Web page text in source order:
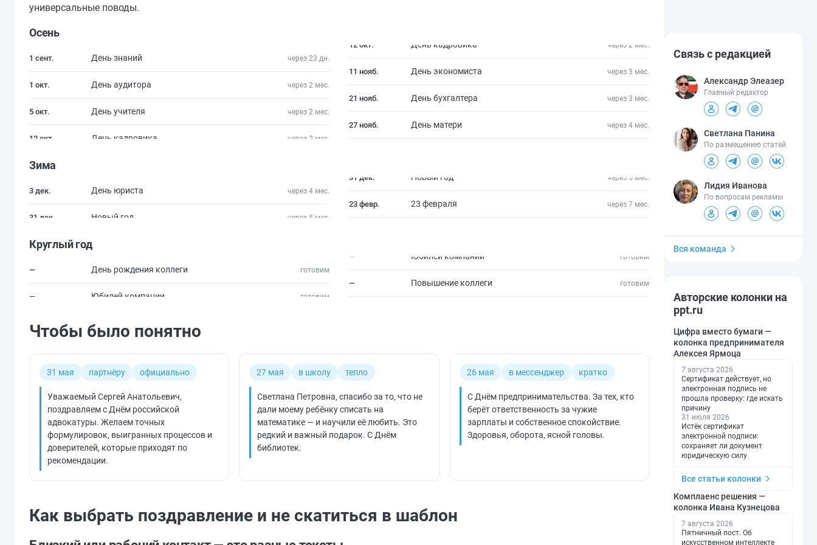
универсальные поводы.
Осень
1 сент. День знаний через 23 дн.
1 окт. День аудитора через 2 мес.
5 окт. День учителя через 2 мес.
12 окт. День кадровика
через 2 мес.
11 нояб. День экономиста через 3 мес.
21 нояб. День бухгалтера через 3 мес.
27 нояб. День матери через 4 мес.
Зима
3 дек. День юриста через 4 мес.
31 дек. Новый год
через 5 мес.
23 февр. 23 февраля через 7 мес.
Круглый год
— День рождения коллеги готовим
— Юбилей компании
готовим
— Повышение коллеги готовим
Чтобы было понятно
31 мая партнёру официально
Уважаемый Сергей Анатольевич,
поздравляем с Днём российской
адвокатуры. Желаем точных
формулировок, выигранных процессов и
доверителей, которые приходят по
рекомендации.
27 мая в школу тепло
Светлана Петровна, спасибо за то, что не
дали моему ребёнку списать на
математике — и научили её любить. Это
редкий и важный подарок. С Днём
библиотек.
26 мая в мессенджер кратко
С Днём предпринимательства. За тех, кто
берёт ответственность за чужие
зарплаты и собственное спокойствие.
Здоровья, оборота, ясной головы.
Как выбрать поздравление и не скатиться в шаблон
Связь с редакцией
Александр Элеазер
Главный редактор
Светлана Панина
По размещению статей
Лидия Иванова
По вопросам рекламы
Вся команда
Авторские колонки на
ppt.ru
Цифра вместо бумаги —
колонка предпринимателя
Алексея Ярмоца
7 августа 2026
Сертификат действует, но
электронная подпись не
прошла проверку: где искать
причину
31 июля 2026
Истёк сертификат
электронной подписи:
сохраняет ли документ
юридическую силу
Все статьи колонки
Комплаенс решения —
колонка Ивана Кузнецова
7 августа 2026
Пятничный пост. Об
искусственном интеллекте